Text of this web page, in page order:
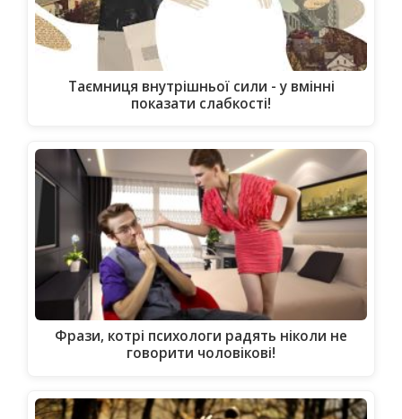
Таємниця внутрішньої сили - у вмінні
показати слабкості!
Фрази, котрі психологи радять ніколи не
говорити чоловікові!